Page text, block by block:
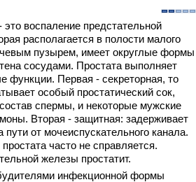
это воспаление предстательной
располагается в полости малого
пузырем, имеет округлые формы
сосудами. Простата выполняет
функции. Первая - секреторная, то
особый простатический сок,
спермы, и некоторые мужские
Вторая - защитная: задерживает
от мочеиспускательного канала.
часто не справляется.
железы простатит.
инфекционной формы